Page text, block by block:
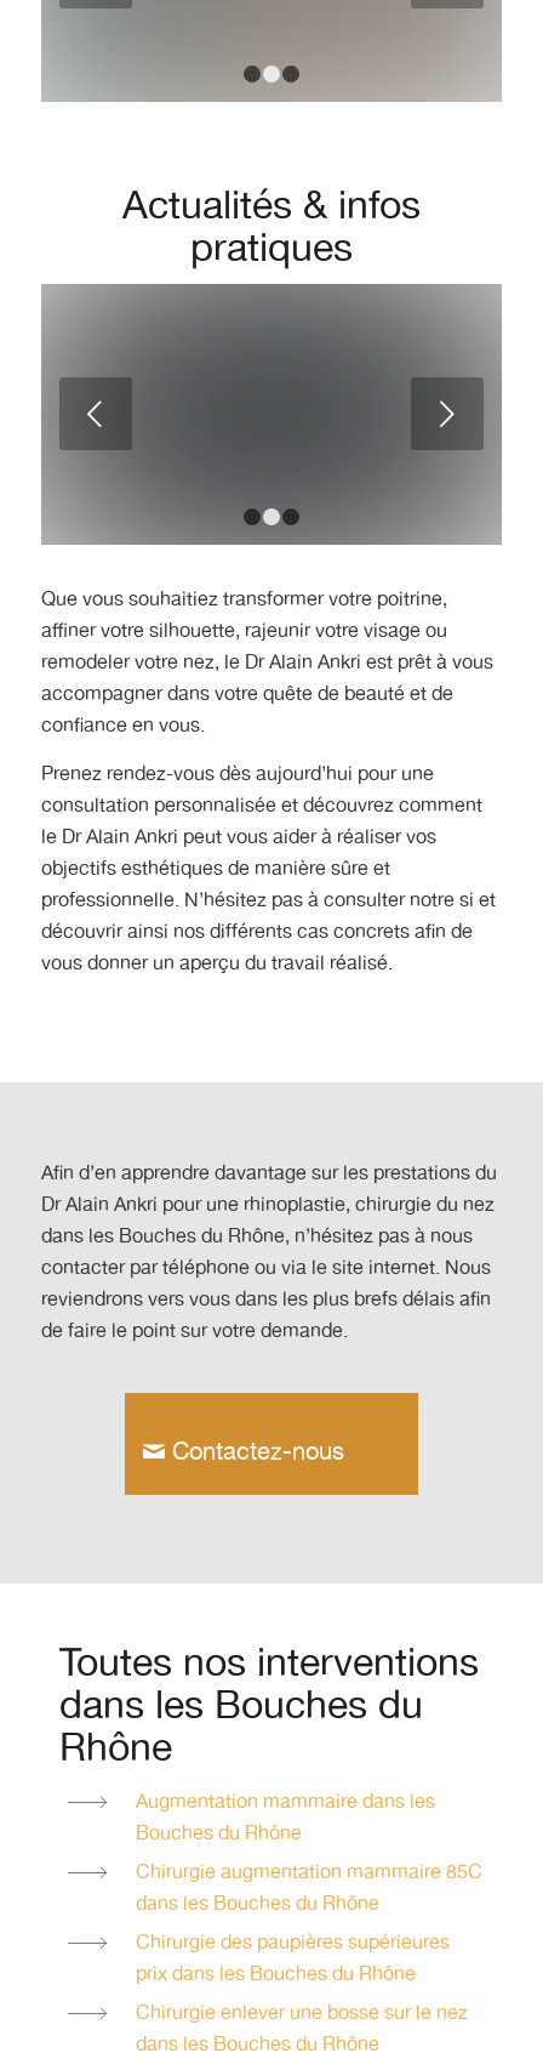
Actualités &infos
pratiques
En quoi consiste l’intervention de
Que vous souhaitiez transformer votre poitrine,
affiner votre silhouette, rajeunir votre visage ou
remodeler votre nez, le Dr Alain Ankri est prêt à vous
accompagner dans votre quête de beauté et de
confiance en vous.
Prenez rendez-vous dès aujourd’hui pour une
consultation personnalisée et découvrez comment
le Dr Alain Ankri peut vous aider à réaliser vos
objectifs esthétiques de manière sûre et
professionnelle. N’hésitez pas à consulter notre si et
découvrir ainsi nos différents cas concrets afin de
vous donner un aperçu du travail réalisé.
Afin d’en apprendre davantage sur les prestations du
Dr Alain Ankri pour une rhinoplastie, chirurgie du nez
dans les Bouches du Rhône, n’hésitez pas à nous
contacter par téléphone ou via le site internet. Nous
reviendrons vers vous dans les plus brefs délais afin
de faire le point sur votre demande.
Contactez-nous
Toutes nos interventions
dans les Bouches du
Rhône
Augmentation mammaire dans les
Bouches du Rhône
Chirurgie augmentation mammaire 85C
dans les Bouches du Rhône
Chirurgie des paupières supérieures
prix dans les Bouches du Rhône
Chirurgie enlever une bosse sur le nez
dans les Bouches du Rhône